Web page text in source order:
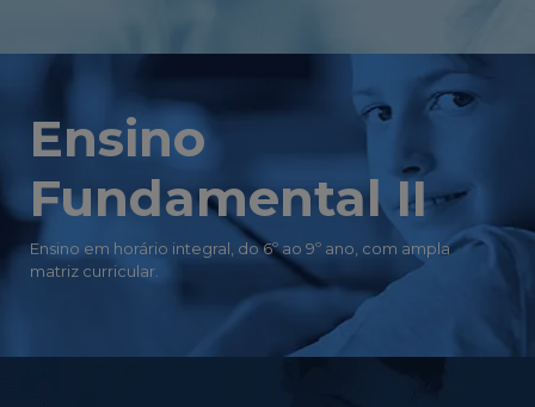
Ensino
Fundamental II
Ensino em horário integral, do 6º ao 9º ano, com ampla
matriz curricular.